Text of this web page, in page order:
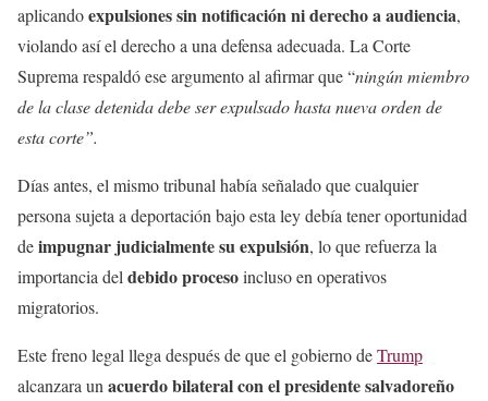
aplicandoexpulsiones sin notificación ni derecho a audiencia,
violando así el derecho a una defensa adecuada. La Corte
Suprema respaldó ese argumento al afirmar que “ningún miembro
de la clase detenida debe ser expulsado hasta nueva orden de
esta corte”.
Días antes, el mismo tribunal había señalado que cualquier
persona sujeta a deportación bajo esta ley debía tener oportunidad
deimpugnar judicialmente su expulsión, lo que refuerza la
importancia del debido procesoincluso en operativos
migratorios.
Este freno legal llega después de que el gobierno deTrump
alcanzara un acuerdo bilateral con el presidente salvadoreño